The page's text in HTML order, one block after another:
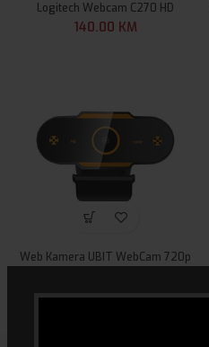
Logitech Webcam C270 HD
140.00 KM
Web Kamera UBIT WebCam 720p